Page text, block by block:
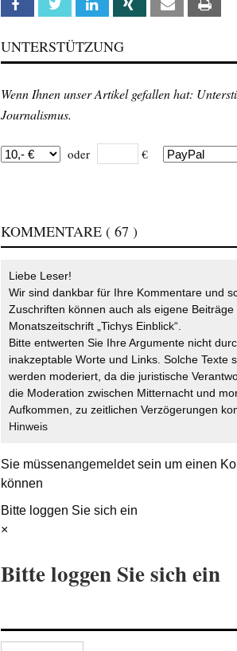
Facebook Twitter Linkedin Xing Email
UNTERSTÜTZUNG
Wenn Ihnen unser Artikel gefallen hat:
Journalismus.
oder €
KOMMENTARE ( 67 )
Liebe Leser!
Wir sind dankbar für Ihre Kommentare und
Zuschriften können auch als eigene
Monatszeitschrift „Tichys Einblick“.
Bitte entwerten Sie Ihre Argumente nicht
inakzeptable Worte und Links. Solche Texte
werden moderiert, da die juristische
die Moderation zwischen Mitternacht und
Aufkommen, zu zeitlichen Verzögerungen
Hinweis
Sie müssenangemeldetsein um einen
können
Bitte loggen Sie sich ein
×
Bitte loggen Sie sich ein